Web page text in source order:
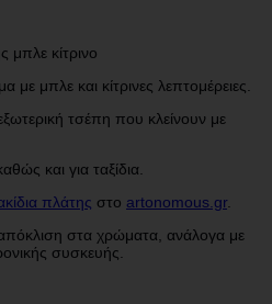
μπλε κίτρινο
μπλε και κίτρινες λεπτομέρειες.
τσέπη που κλείνουν με
και για ταξίδια.
πλάτης στο artonomous.gr
στα χρώματα, ανάλογα με
συσκευής.